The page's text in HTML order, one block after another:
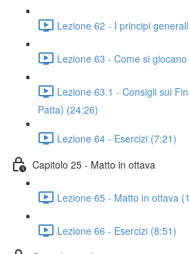
Lezione 62 - I principi
Lezione 63 - Come si
Lezione 63.1 - Consigli sui
Patta) (24:26)
Lezione 64 - Esercizi (7:21)
Capitolo 25 - Matto in ottava
Lezione 65 - Matto in ottava
Lezione 66 - Esercizi (8:51)